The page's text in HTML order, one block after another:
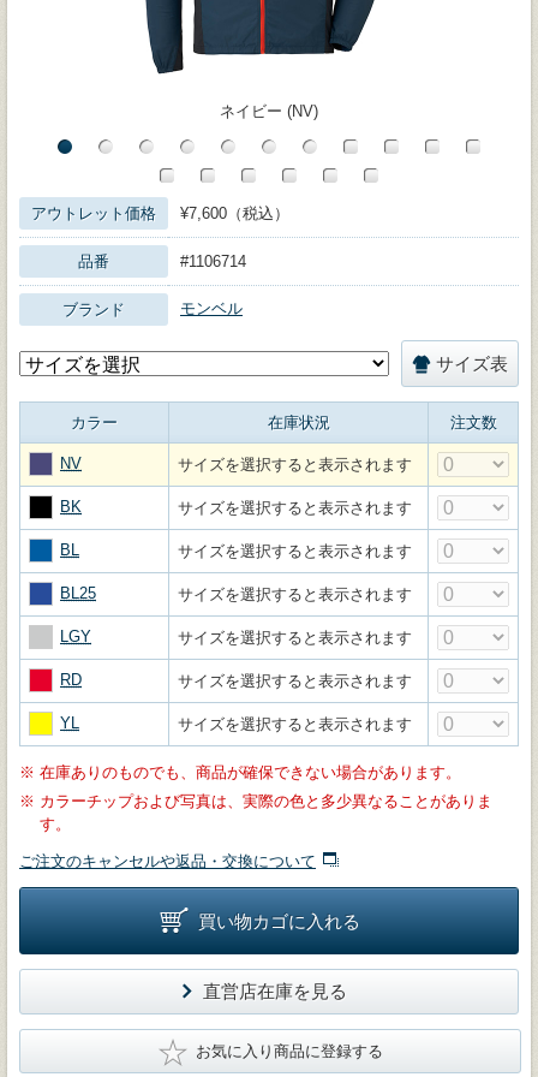
ネイビー (NV)
アウトレット価格 ¥7,600（税込）
品番 #1106714
ブランド モンベル
サイズ表
カラー 在庫状況 注文数
NV サイズを選択すると表示されます
BK サイズを選択すると表示されます
BL サイズを選択すると表示されます
BL25 サイズを選択すると表示されます
LGY サイズを選択すると表示されます
RD サイズを選択すると表示されます
YL サイズを選択すると表示されます
※ 在庫ありのものでも、商品が確保できない場合があります。
※ カラーチップおよび写真は、実際の色と多少異なることがありま
す。
ご注文のキャンセルや返品・交換について
買い物カゴに入れる
直営店在庫を見る
★ お気に入り商品に登録する